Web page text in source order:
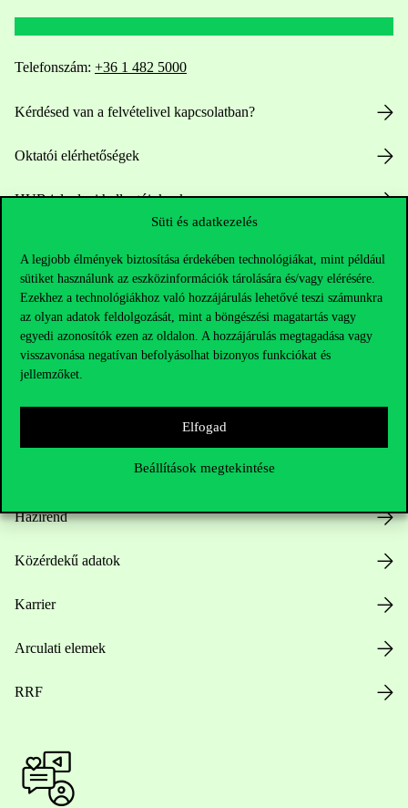
Süti és adatkezelés
A legjobb élmények biztosítása érdekében technológiákat, mint például
sütiket használunk az eszközinformációk tárolására és/vagy elérésére.
Ezekhez a technológiákhoz való hozzájárulás lehetővé teszi számunkra
az olyan adatok feldolgozását, mint a böngészési magatartás vagy
egyedi azonosítók ezen az oldalon. A hozzájárulás megtagadása vagy
visszavonása negatívan befolyásolhat bizonyos funkciókat és
jellemzőket.
Elfogad
Beállítások megtekintése
Telefonszám: +36 1 482 5000
Kérdésed van a felvételivel kapcsolatban?
Oktatói elérhetőségek
HUB jelenlegi hallgatóinknak
Házirend
Közérdekű adatok
Karrier
Arculati elemek
RRF